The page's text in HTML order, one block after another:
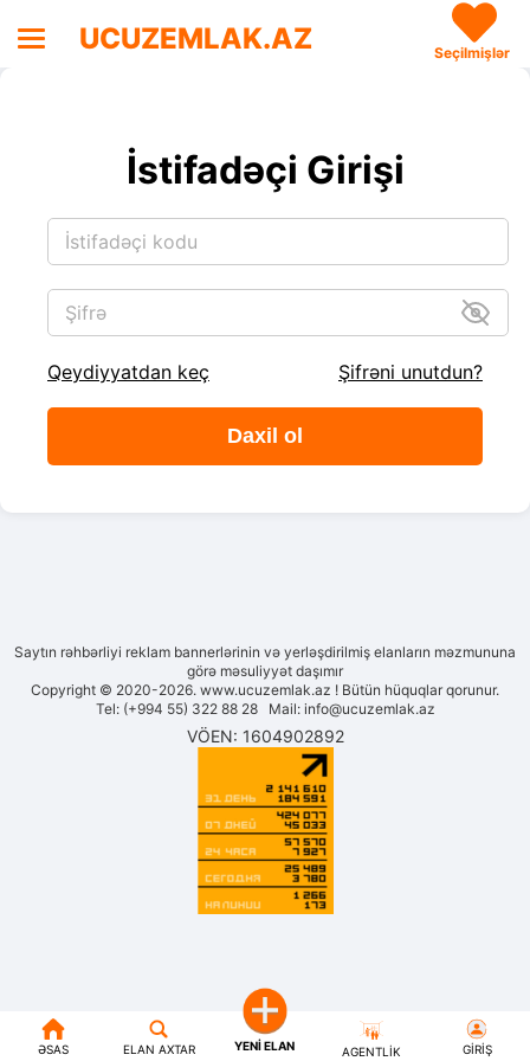
UCUZEMLAK.AZ Seçilmişlər
İstifadəçi Girişi
İstifadəçi kodu
Şifrə
Qeydiyyatdan keç Şifrəni unutdun?
Daxil ol
ƏSAS ELAN AXTAR YENI ELAN AGENTLIK GIRIŞ
Saytın rəhbərliyi reklam bannerlərinin və yerləşdirilmiş elanların məzmununa
görə məsuliyyət daşımır
Copyright © 2020-2026. www.ucuzemlak.az ! Bütün hüquqlar qorunur.
Tel: (+994 55) 322 88 28 Mail: info@ucuzemlak.az
VÖEN: 1604902892